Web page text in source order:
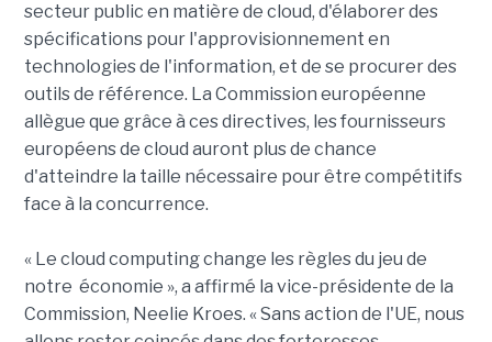
secteur public en matière de cloud, d'élaborer des
spécifications pour l'approvisionnement en
technologies de l'information, et de se procurer des
outils de référence. La Commission européenne
allègue que grâce à ces directives, les fournisseurs
européens de cloud auront plus de chance
d'atteindre la taille nécessaire pour être compétitifs
face à la concurrence.
« Le cloud computing change les règles du jeu de
notre économie », a affirmé la vice-présidente de la
Commission, Neelie Kroes. « Sans action de l'UE, nous